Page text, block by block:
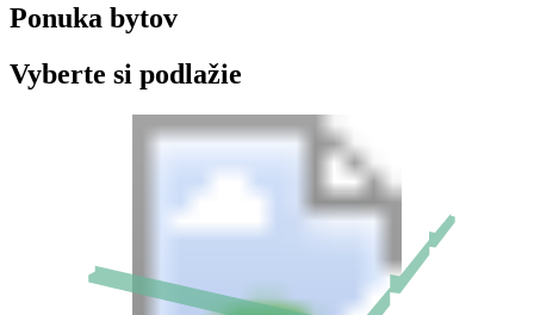
Ponuka bytov
Vyberte si podlažie